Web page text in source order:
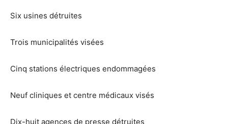
Six usines détruites
Trois municipalités visées
Cinq stations électriques endommagées
Neuf cliniques et centre médicaux visés
Dix-huit agences de presse détruites